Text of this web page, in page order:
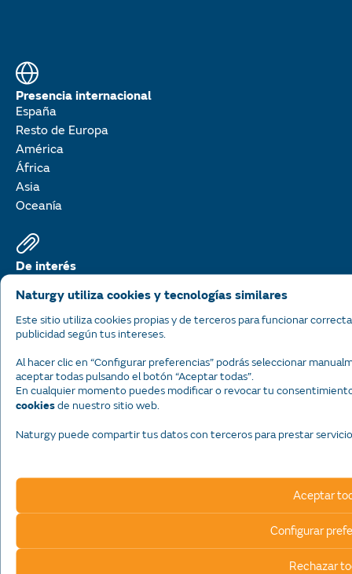
Naturgy utiliza cookies y tecnologías similares
Este sitio utiliza cookies propias y de terceros para funcionar
publicidad según tus intereses.
Al hacer clic en “Configurar preferencias” podrás seleccionar
aceptar todas pulsando el botón “Aceptar todas”.
En cualquier momento puedes modificar o revocar tu
cookies de nuestro sitio web.
Naturgy puede compartir tus datos con terceros para prestar
Aceptar
Rechazar
Configurar
Presencia internacional
España
Resto de Europa
América
África
Asia
Oceanía
De interés
Cotizaciones
Calendario financiero
Normatividad y Tarifas
Resultados trimestrales
Fundación Naturgy
PEMEX